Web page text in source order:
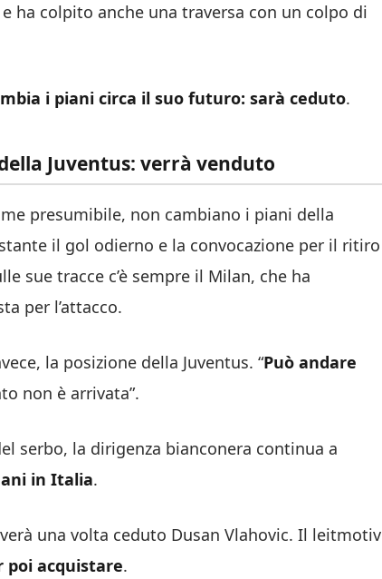
ha colpito anche una traversa con un colpo di
i piani circa il suo futuro: sarà ceduto.
Juventus: verrà venduto
presumibile, non cambiano i piani della
il gol odierno e la convocazione per il ritiro
sue tracce c’è sempre il Milan, che ha
per l’attacco.
la posizione della Juventus. “Può andare
non è arrivata”.
serbo, la dirigenza bianconera continua a
in Italia.
una volta ceduto Dusan Vlahovic. Il leitmotiv
poi acquistare.